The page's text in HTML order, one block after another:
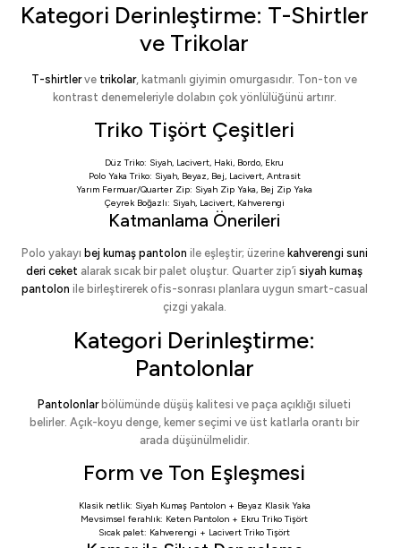
Kategori Derinleştirme: T-Shirtler
ve Trikolar
T-shirtlerve trikolar, katmanlı giyimin omurgasıdır. Ton-ton ve
kontrast denemeleriyle dolabın çok yönlülüğünü artırır.
Triko Tişört Çeşitleri
Düz Triko: Siyah, Lacivert, Haki, Bordo, Ekru
Polo Yaka Triko: Siyah, Beyaz, Bej, Lacivert, Antrasit
Yarım Fermuar/Quarter Zip: Siyah Zip Yaka, Bej Zip Yaka
Çeyrek Boğazlı: Siyah, Lacivert, Kahverengi
Katmanlama Önerileri
Polo yakayı bej kumaş pantolon ile eşleştir; üzerine kahverengi suni
deri ceket alarak sıcak bir palet oluştur. Quarter zip’i siyah kumaş
pantolon ile birleştirerek ofis-sonrası planlara uygun smart-casual
çizgi yakala.
Kategori Derinleştirme:
Pantolonlar
Pantolonlarbölümünde düşüş kalitesi ve paça açıklığı silueti
belirler. Açık-koyu denge, kemer seçimi ve üst katlarla orantı bir
arada düşünülmelidir.
Form ve Ton Eşleşmesi
Klasik netlik: Siyah Kumaş Pantolon+ Beyaz Klasik Yaka
Mevsimsel ferahlık: Keten Pantolon + Ekru Triko Tişört
Sıcak palet: Kahverengi + Lacivert Triko Tişört